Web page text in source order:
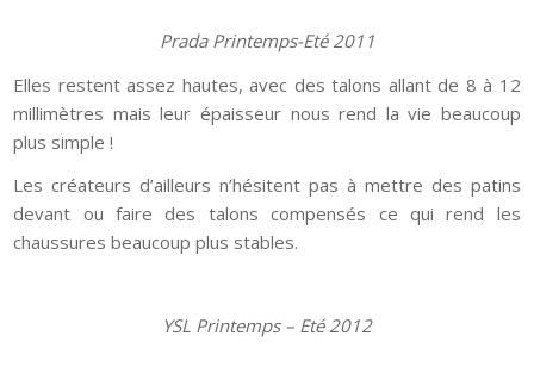
Prada Printemps-Eté 2011
Elles restent assez hautes, avec des talons allant de 8 à 12
millimètres mais leur épaisseur nous rend la vie beaucoup
plus simple !
Les créateurs d’ailleurs n’hésitent pas à mettre des patins
devant ou faire des talons compensés ce qui rend les
chaussures beaucoup plus stables.
YSL Printemps – Eté 2012